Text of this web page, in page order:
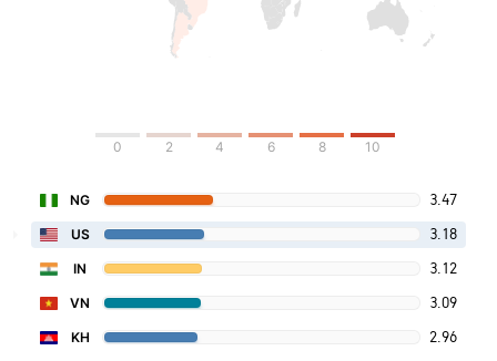
0 2 4 6 8 10
NG 3.47
US 3.18
IN 3.12
VN 3.09
KH 2.96